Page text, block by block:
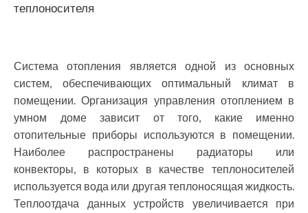
теплоносителя
Система отопления является одной из основных
систем, обеспечивающих оптимальный климат в
помещении. Организация управления отоплением в
умном доме зависит от того, какие именно
отопительные приборы используются в помещении.
Наиболее распространены радиаторы или
конвекторы, в которых в качестве теплоносителей
используется вода или другая теплоносящая жидкость.
Теплоотдача данных устройств увеличивается при